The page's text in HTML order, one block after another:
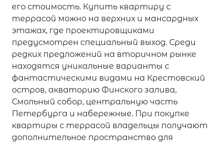
его стоимость. Купить квартиру с
террасой можно на верхних и мансардных
этажах, где проектировщиками
предусмотрен специальный выход. Среди
редких предложений на вторичном рынке
находятся уникальные варианты с
фантастическими видами на Крестовский
остров, акваторию Финского залива,
Смольный собор, центральную часть
Петербурга и набережные. При покупке
квартиры с террасой владельцы получают
дополнительное пространство для